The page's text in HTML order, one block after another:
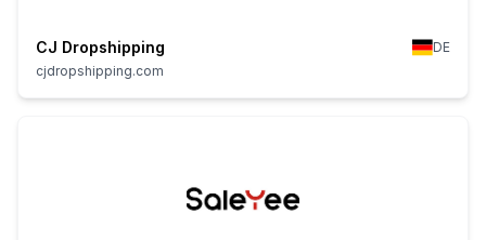
CJ Dropshipping
DE
cjdropshipping.com